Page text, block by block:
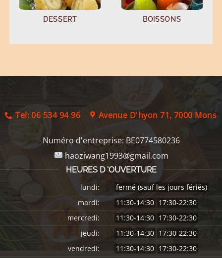
DESSERT BOISSONS
Tel: 06 534 94 96 Avenue D'hyon 71, 7000 Mons
Numéro d'entreprise: BE0774580236
haoziwang1993@gmail.com
HEURES D 'OUVERTURE
lundi:
fermé (sauf les jours fériés)
mardi:
11:30-14:30 17:30-22:30
mercredi:
11:30-14:30 17:30-22:30
jeudi:
11:30-14:30 17:30-22:30
vendredi:
11:30-14:30 17:30-22:30